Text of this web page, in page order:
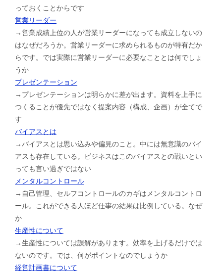
っておくことからです
営業リーダー
→営業成績上位の人が営業リーダーになっても成立しないの
はなぜだろうか。営業リーダーに求められるものが特有だか
らです。では実際に営業リーダーに必要なこととは何でしょ
うか
プレゼンテーション
→プレゼンテーションは明らかに差が出ます。資料を上手に
つくることが優先ではなく提案内容（構成、企画）が全てで
す
バイアスとは
→バイアスとは思い込みや偏見のこと。中には無意識のバイ
アスも存在している。ビジネスはこのバイアスとの戦いとい
っても言い過ぎではない
メンタルコントロール
→自己管理、セルフコントロールのカギはメンタルコントロ
ール。これができる人ほど仕事の結果は比例している。なぜ
か
生産性について
→生産性については誤解があります。効率を上げるだけでは
ないのです。では、何がポイントなのでしょうか
経営計画書について